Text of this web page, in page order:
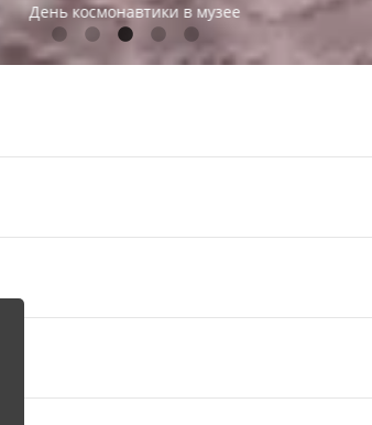
День космонавтики в музее​​